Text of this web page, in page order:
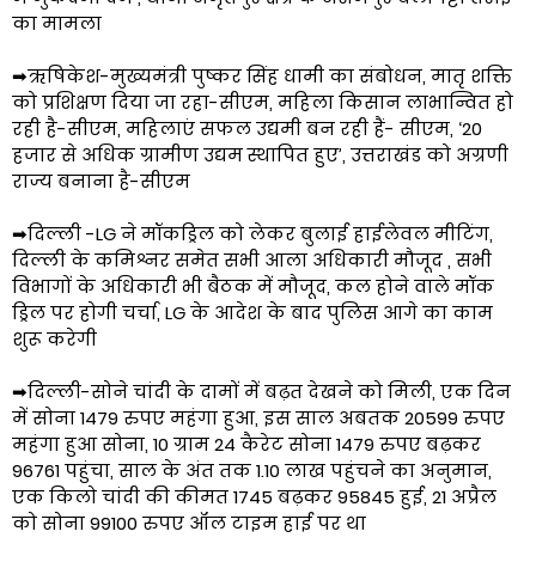
का मामला
➡ऋषिकेश-मुख्यमंत्री पुष्कर सिंह धामी का संबोधन, मातृ शक्ति
को प्रशिक्षण दिया जा रहा-सीएम, महिला किसान लाभान्वित हो
रही है-सीएम, महिलाएं सफल उद्यमी बन रही हैं- सीएम, ‘20
हजार से अधिक ग्रामीण उद्यम स्थापित हुए’, उत्तराखंड को अग्रणी
राज्य बनाना है-सीएम
➡दिल्ली -LG ने मॉकड्रिल को लेकर बुलाई हाईलेवल मीटिंग,
दिल्ली के कमिश्नर समेत सभी आला अधिकारी मौजूद , सभी
विभागों के अधिकारी भी बैठक में मौजूद, कल होने वाले मॉक
ड्रिल पर होगी चर्चा, LG के आदेश के बाद पुलिस आगे का काम
शुरू करेगी
➡दिल्ली-सोने चांदी के दामों में बढ़त देखने को मिली, एक दिन
में सोना 1479 रुपए महंगा हुआ, इस साल अबतक 20599 रुपए
महंगा हुआ सोना, 10 ग्राम 24 कैरेट सोना 1479 रुपए बढ़कर
96761 पहुंचा, साल के अंत तक 1.10 लाख पहुंचने का अनुमान,
एक किलो चांदी की कीमत 1745 बढ़कर 95845 हुई, 21 अप्रैल
को सोना 99100 रुपए ऑल टाइम हाई पर था